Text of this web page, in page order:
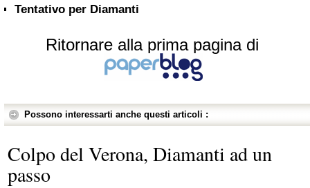
Tentativo per Diamanti
Ritornare alla prima pagina di
Possono interessarti anche questi articoli :
Colpo del Verona, Diamanti ad un
passo